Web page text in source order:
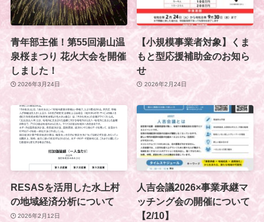
青年部主催！第55回湯山温
泉桜まつり 花火大会を開催
しました！
2026年3月24日
【小規模事業者対象】くま
もと型応援補助金のお知ら
せ
2026年2月24日
RESASを活用した水上村
の地域経済分析について
2026年2月12日
人吉会議2026×事業承継マ
ッチング会の開催について
【2/10】